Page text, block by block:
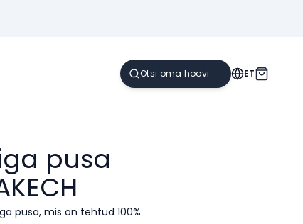
ET
pusa
pusa, mis on tehtud 100%